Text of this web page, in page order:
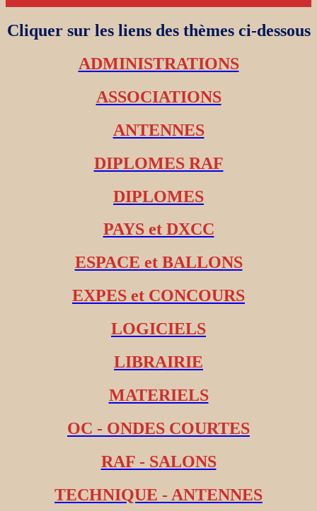
Cliquer sur les liens des thèmes ci-dessous
ADMINISTRATIONS
ASSOCIATIONS
ANTENNES
DIPLOMES RAF
DIPLOMES
PAYS et DXCC
ESPACE et BALLONS
EXPES et CONCOURS
LOGICIELS
LIBRAIRIE
MATERIELS
OC - ONDES COURTES
RAF - SALONS
TECHNIQUE - ANTENNES